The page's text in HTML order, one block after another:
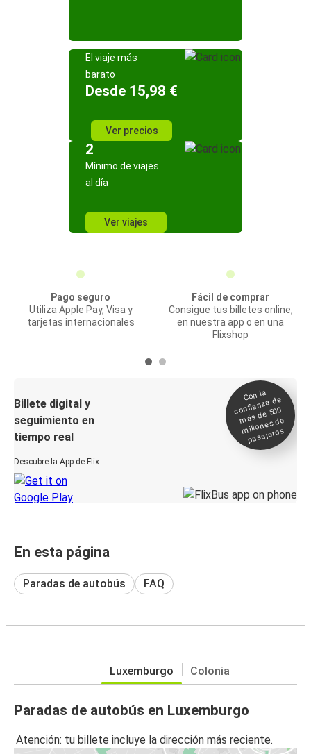
El viaje más
barato
Desde 15,98 €
Ver precios
2
Mínimo de viajes
al día
Ver viajes
Pago seguro
Utiliza Apple Pay, Visa y
tarjetas internacionales
Fácil de comprar
Consigue tus billetes online,
en nuestra app o en una
Flixshop
Billete digital y
seguimiento en
tiempo real
Descubre la App de Flix
Con la
confianza de
más de 500
millones de
pasajeros
En esta página
Paradas de autobús FAQ
Luxemburgo Colonia
Paradas de autobús en Luxemburgo
Atención: tu billete incluye la dirección más reciente.